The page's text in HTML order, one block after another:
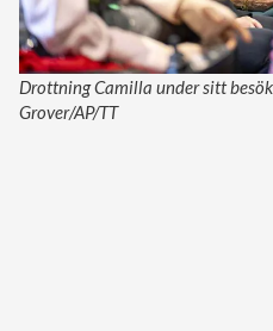
Drottning Camilla under sitt
Grover/AP/TT